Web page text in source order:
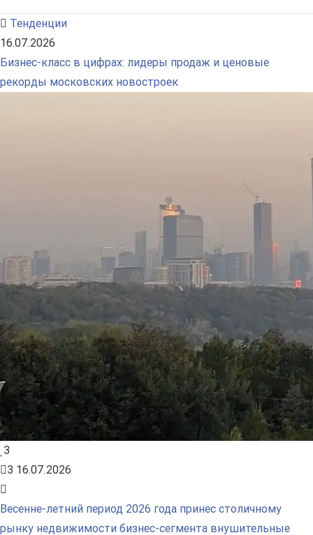
Тенденции
16.07.2026
Бизнес-класс в цифрах: лидеры продаж и ценовые
рекорды московских новостроек
3
3 16.07.2026
Весенне-летний период 2026 года принес столичному
рынку недвижимости бизнес-сегмента внушительные